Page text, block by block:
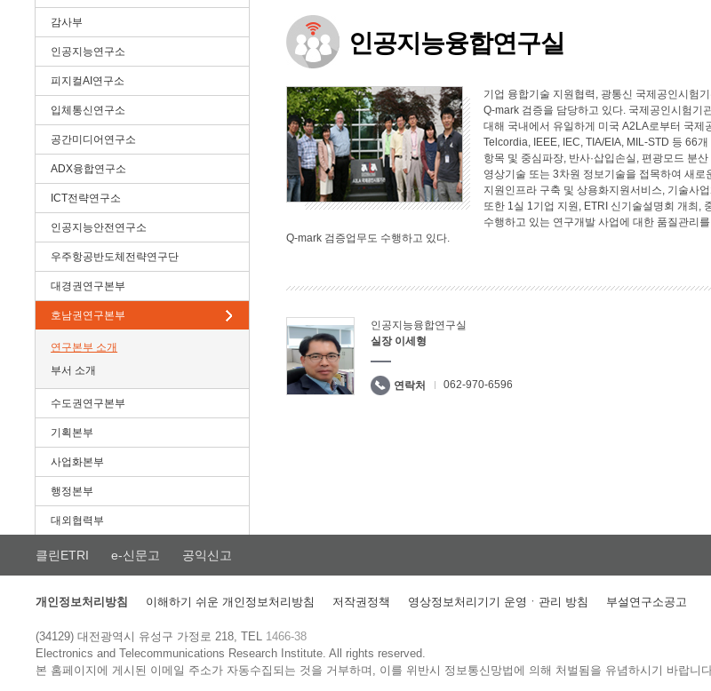
감사부
인공지능연구소
피지컬AI연구소
입체통신연구소
공간미디어연구소
ADX융합연구소
ICT전략연구소
인공지능안전연구소
우주항공반도체전략연구단
대경권연구본부
호남권연구본부
연구본부 소개
부서 소개
수도권연구본부
기획본부
사업화본부
행정본부
대외협력부
인공지능융합연구실
기업 융합기술 지원협력, 광통신 국제공인시험
Q-mark 검증을 담당하고 있다. 국제공인시험기
대해 국내에서 유일하게 미국 A2LA로부터 국
Telcordia, IEEE, IEC, TIA/EIA, MIL-STD 등 66
항목 및 중심파장, 반사·삽입손실, 편광모드 분
영상기술 또는 3차원 정보기술을 접목하여 새
지원인프라 구축 및 상용화지원서비스, 기술사
또한 1실 1기업 지원, ETRI 신기술설명회 개최,
수행하고 있는 연구개발 사업에 대한 품질관리
Q-mark 검증업무도 수행하고 있다.
인공지능융합연구실
실장 이세형
연락처 062-970-6596
클린ETRI e-신문고 공익신고
개인정보처리방침 이해하기 쉬운 개인정보처리방침 저작권정책 영상정보처리기기 운영ㆍ관리 방침 부설연구소공고
(34129) 대전광역시 유성구 가정로 218, TEL 1466-38
Electronics and Telecommunications Research Institute.All rights reserved.
본 홈페이지에 게시된 이메일 주소가 자동수집되는 것을 거부하며, 이를 위반시 정보통신망법에 의해 처벌됨을 유념하시기 바랍니